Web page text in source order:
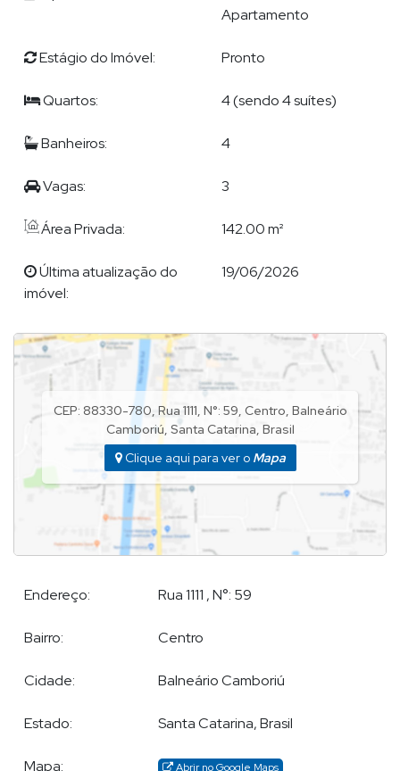
Características do Empreendimento
Gerador
Salão de Festas
Spa
Espaço Fitness
Captação de Água
Portão Eletrônico
Brinquedoteca
Piscina Infantil
Câmeras de Segurança
Gás Central
Elevador
Hall Decorado e Mobiliado
Balneário Camboriú / SC
Entregue no final de 2023.
POR QUE ESCOLHER DEMIAN?
alto padrão, lhe proporcionará completa assessoria na
Apartamento
Estágio do Imóvel: Pronto
Quartos: 4 (sendo 4 suítes)
Banheiros: 4
Vagas: 3
Área Privada: 142.00 m²
Última atualização do
imóvel:
19/06/2026
CEP: 88330-780, Rua 1111, N°: 59, Centro, Balneário
Camboriú, Santa Catarina, Brasil
Clique aqui para ver o Mapa
Endereço: Rua 1111 ,N°: 59
Bairro: Centro
Cidade: Balneário Camboriú
Estado: Santa Catarina, Brasil
Mapa: Abrir no Google Maps